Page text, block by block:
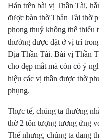
Hán trên bài vị Thần Tài,
được bàn thờ Thần Tài thờ
phong thuỷ không thể thiếu
thường được đặt ở vị trí
Địa Thần Tài. Bài vị Thần
cho đẹp mắt mà còn có ý
hiệu các vị thần được thờ
phụng.
Thực tế, chúng ta thường
thờ 2 tôn tượng tương ứng
Thế nhưng, chúng ta đang